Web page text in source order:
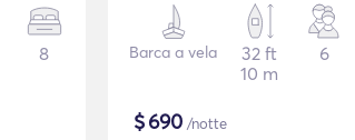
8 Barca a vela
32 ft
10 m
6
$690 /notte